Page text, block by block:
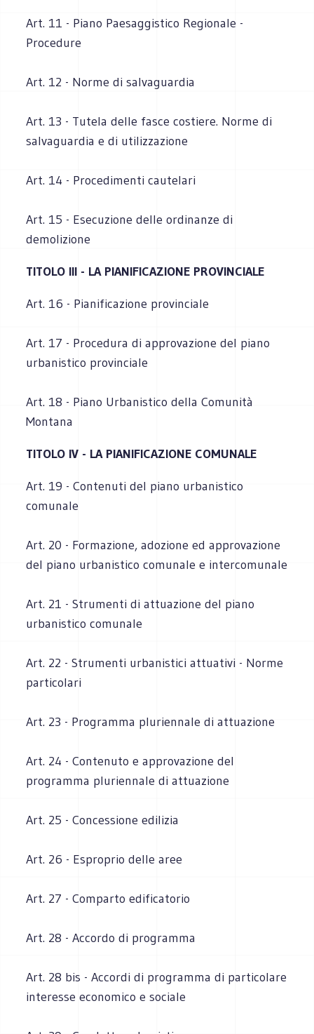
Art. 11 - Piano Paesaggistico Regionale -
Procedure
Art. 12 - Norme di salvaguardia
Art. 13 - Tutela delle fasce costiere. Norme di
salvaguardia e di utilizzazione
Art. 14 - Procedimenti cautelari
Art. 15 - Esecuzione delle ordinanze di
demolizione
TITOLO III - LA PIANIFICAZIONE PROVINCIALE
Art. 16 - Pianificazione provinciale
Art. 17 - Procedura di approvazione del piano
urbanistico provinciale
Art. 18 - Piano Urbanistico della Comunità
Montana
TITOLO IV - LA PIANIFICAZIONE COMUNALE
Art. 19 - Contenuti del piano urbanistico
comunale
Art. 20 - Formazione, adozione ed approvazione
del piano urbanistico comunale e intercomunale
Art. 21 - Strumenti di attuazione del piano
urbanistico comunale
Art. 22 - Strumenti urbanistici attuativi - Norme
particolari
Art. 23 - Programma pluriennale di attuazione
Art. 24 - Contenuto e approvazione del
programma pluriennale di attuazione
Art. 25 - Concessione edilizia
Art. 26 - Esproprio delle aree
Art. 27 - Comparto edificatorio
Art. 28 - Accordo di programma
Art. 28 bis - Accordi di programma di particolare
interesse economico e sociale